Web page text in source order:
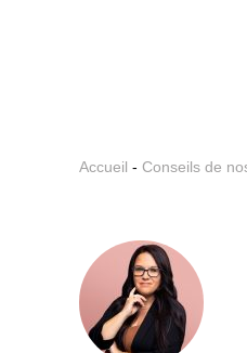
Accueil - Conseils de